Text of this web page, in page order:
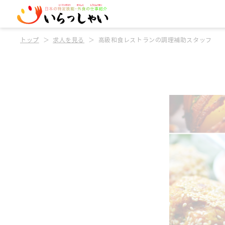
トップ 求人を見る 高級和食レストランの調理補助スタッフ